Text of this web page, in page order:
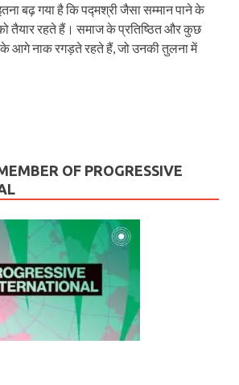
बढ़ गया है कि पद्मश्री जैसा सम्मान पाने के
तैयार रहते हैं। समाज के प्रतिष्ठित और कुछ
आगे नाक रगड़ते रहते हैं, जो उनकी तुलना में
OF PROGRESSIVE